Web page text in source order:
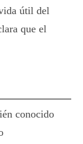
útil del
que el
conocido